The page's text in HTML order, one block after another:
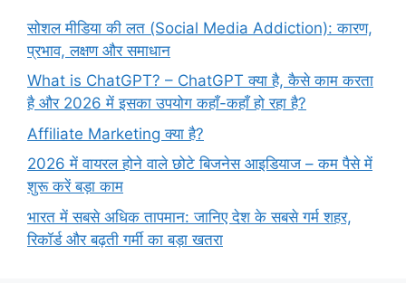
सोशल मीडिया की लत (Social Media Addiction): कारण,
प्रभाव, लक्षण और समाधान
What is ChatGPT? – ChatGPT क्या है, कैसे काम करता
है और 2026 में इसका उपयोग कहाँ-कहाँ हो रहा है?
Affiliate Marketing क्या है?
2026 में वायरल होने वाले छोटे बिजनेस आइडियाज – कम पैसे में
शुरू करें बड़ा काम
भारत में सबसे अधिक तापमान: जानिए देश के सबसे गर्म शहर,
रिकॉर्ड और बढ़ती गर्मी का बड़ा खतरा